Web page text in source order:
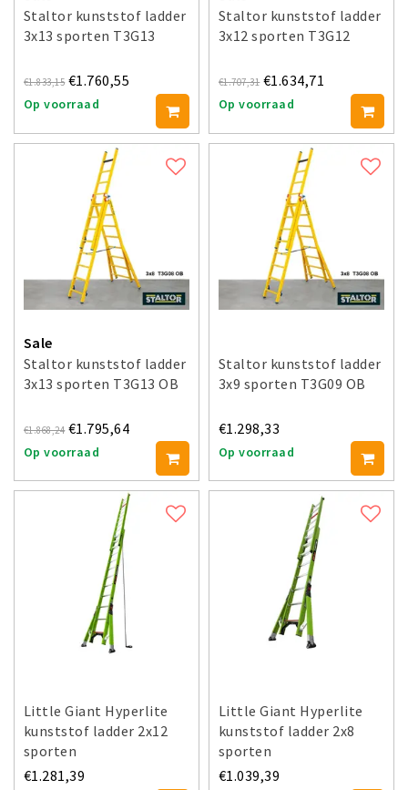
Staltor kunststof ladder
3x13 sporten T3G13
€1.833,15 €1.760,55
Op voorraad
Staltor kunststof ladder
3x12 sporten T3G12
€1.707,31 €1.634,71
Op voorraad
Sale
Staltor kunststof ladder
3x13 sporten T3G13 OB
€1.868,24 €1.795,64
Op voorraad
Staltor kunststof ladder
3x9 sporten T3G09 OB
€1.298,33
Op voorraad
Little Giant Hyperlite
kunststof ladder 2x12
sporten
€1.281,39
Little Giant Hyperlite
kunststof ladder 2x8
sporten
€1.039,39